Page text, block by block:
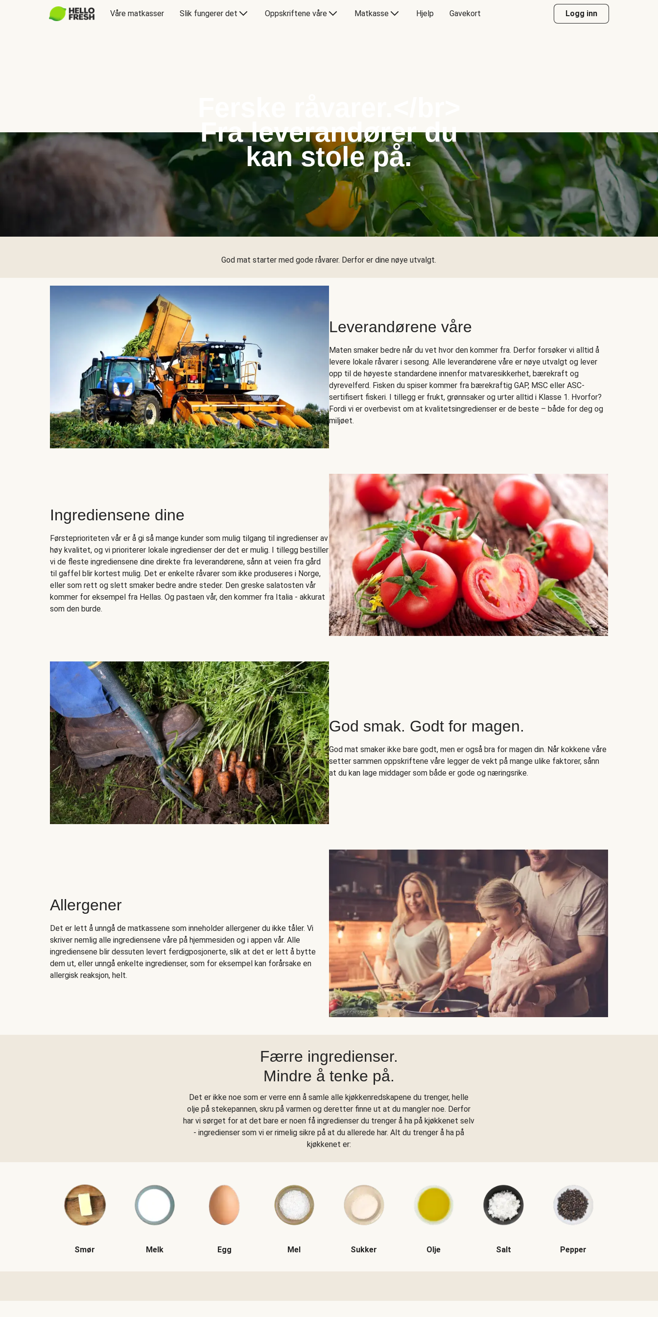
Våre matkasser Slik fungerer det Oppskriftene våre Matkasse Hjelp Gavekort Logg inn
Fra leverandører du
kan stole på.
God mat starter med gode råvarer. Derfor er dine nøye utvalgt.
Leverandørene våre
Maten smaker bedre når du vet hvor den kommer fra. Derfor forsøker vi alltid å
levere lokale råvarer i sesong. Alle leverandørene våre er nøye utvalgt og lever
opp til de høyeste standardene innenfor matvaresikkerhet, bærekraft og
dyrevelferd. Fisken du spiser kommer fra bærekraftig GAP, MSC eller ASC-
sertifisert fiskeri. I tillegg er frukt, grønnsaker og urter alltid i Klasse 1. Hvorfor?
Fordi vi er overbevist om at kvalitetsingredienser er de beste – både for deg og
miljøet.
Ingrediensene dine
Førsteprioriteten vår er å gi så mange kunder som mulig tilgang til ingredienser av
høy kvalitet, og vi prioriterer lokale ingredienser der det er mulig. I tillegg bestiller
vi de fleste ingrediensene dine direkte fra leverandørene, sånn at veien fra gård
til gaffel blir kortest mulig. Det er enkelte råvarer som ikke produseres i Norge,
eller som rett og slett smaker bedre andre steder. Den greske salatosten vår
kommer for eksempel fra Hellas. Og pastaen vår, den kommer fra Italia - akkurat
som den burde.
God smak. Godt for magen.
God mat smaker ikke bare godt, men er også bra for magen din. Når kokkene våre
setter sammen oppskriftene våre legger de vekt på mange ulike faktorer, sånn
at du kan lage middager som både er gode og næringsrike.
Allergener
Det er lett å unngå de matkassene som inneholder allergener du ikke tåler. Vi
skriver nemlig alle ingrediensene våre på hjemmesiden og i appen vår. Alle
ingrediensene blir dessuten levert ferdigposjonerte, slik at det er lett å bytte
dem ut, eller unngå enkelte ingredienser, som for eksempel kan forårsake en
allergisk reaksjon, helt.
Færre ingredienser.
Mindre å tenke på.
Det er ikke noe som er verre enn å samle alle kjøkkenredskapene du trenger, helle
olje på stekepannen, skru på varmen og deretter finne ut at du mangler noe. Derfor
har vi sørget for at det bare er noen få ingredienser du trenger å ha på kjøkkenet selv
- ingredienser som vi er rimelig sikre på at du allerede har. Alt du trenger å ha på
kjøkkenet er:
Smør Melk Egg Mel Sukker Olje Salt Pepper